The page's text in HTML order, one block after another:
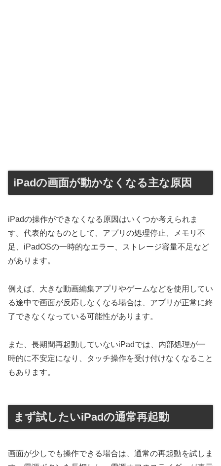
iPadの画面が動かなくなる主な原因
iPadの操作ができなくなる原因はいくつか考えられま
す。代表的なものとして、アプリの処理停止、メモリ不
足、iPadOSの一時的なエラー、ストレージ容量不足など
があります。
例えば、大きな動画編集アプリやゲームなどを使用してい
る途中で画面が反応しなくなる場合は、アプリが正常に終
了できなくなっている可能性があります。
また、長期間再起動していないiPadでは、内部処理が一
時的に不安定になり、タッチ操作を受け付けなくなること
もあります。
まず試したいiPadの通常再起動
画面が少しでも操作できる場合は、通常の再起動を試しま